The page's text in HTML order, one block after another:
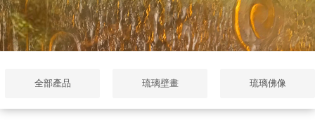
全部產品 琉璃壁畫 琉璃佛像